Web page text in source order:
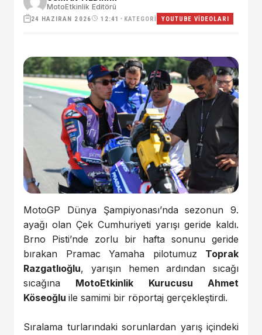
MotoEtkinlik Editörü
24 HAZIRAN 2026 12:41 • KATEGORI YOUTUBE VIDEOLARI
MotoGP Dünya Şampiyonası’nda sezonun 9.
ayağı olan Çek Cumhuriyeti yarışı geride kaldı.
Brno Pisti’nde zorlu bir hafta sonunu geride
bırakan Pramac Yamaha pilotumuz Toprak
Razgatlıoğlu, yarışın hemen ardından sıcağı
sıcağına MotoEtkinlik Kurucusu Ahmet
Köseoğlu ile samimi bir röportaj gerçekleştirdi.
Sıralama turlarındaki sorunlardan yarış içindeki